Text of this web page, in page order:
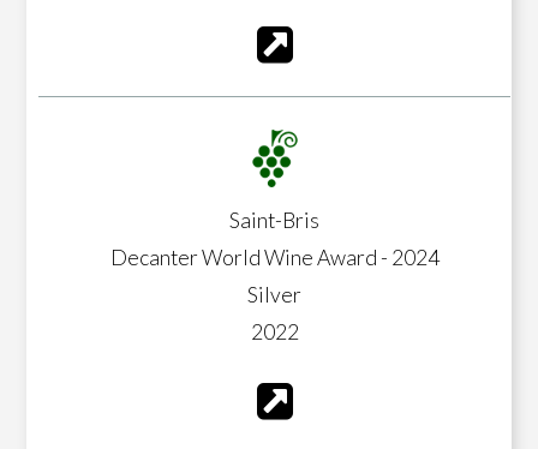
Saint-Bris
Decanter World Wine Award - 2024
Silver
2022